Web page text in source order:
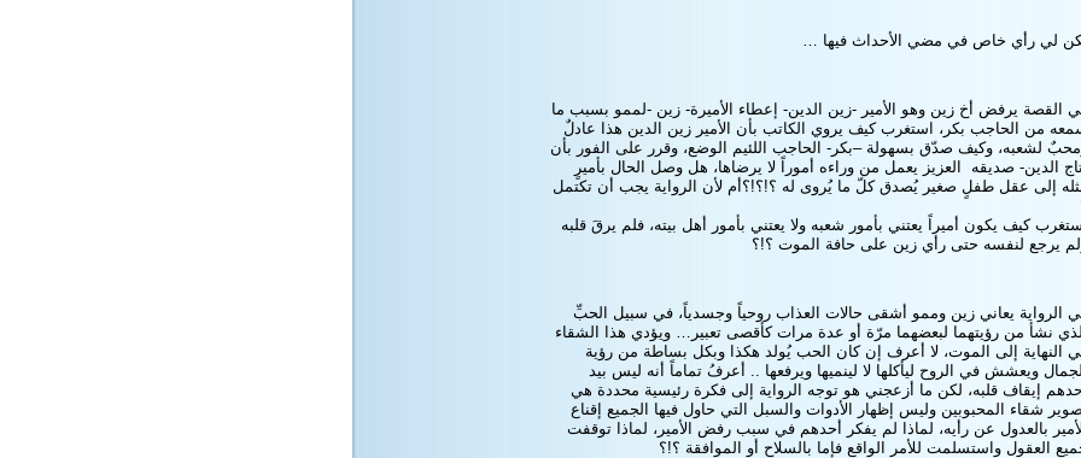
لي رأي خاص في مضي الأحداث فيها …
القصة يرفض أخ زين وهو الأمير -زين الدين- إعطاء الأميرة- زين -لممو بسبب ما
من الحاجب بكر، استغرب كيف يروي الكاتب بأن الأمير زين الدين هذا عادلٌ
لشعبه، وكيف صدّق بسهولة –بكر- الحاجب اللئيم الوضع، وقرر على الفور بأن
الدين- صديقه العزيز يعمل من وراءه أموراً لا يرضاها، هل وصل الحال بأميرٍ
إلى عقل طفلٍ صغير يُصدق كلّ ما يُروى له ؟!؟!؟أم لأن الرواية يجب أن تكتمل
كيف يكون أميراً يعتني بأمور شعبه ولا يعتني بأمور أهل بيته، فلم يرقَ قلبه
يرجع لنفسه حتى رأي زين على حافة الموت ؟!؟
الرواية يعاني زين وممو أشقى حالات العذاب روحياً وجسدياً، في سبيل الحبِّ
نشأ من رؤيتهما لبعضهما مرّة أو عدة مرات كأقصى تعبير… ويؤدي هذا الشقاء
النهاية إلى الموت، لا أعرف إن كان الحب يُولد هكذا وبكل بساطة من رؤية
ويعشش في الروح ليأكلها لا لينميها ويرفعها .. أعرفُ تماماً أنه ليس بيد
إيقاف قلبه، لكن ما أزعجني هو توجه الرواية إلى فكرة رئيسية محددة هي
شقاء المحبوبين وليس إظهار الأدوات والسبل التي حاول فيها الجميع إقناع
بالعدول عن رأيه، لماذا لم يفكر أحدهم في سبب رفض الأمير، لماذا توقفت
العقول واستسلمت للأمر الواقع فإما بالسلاح أو الموافقة ؟!؟